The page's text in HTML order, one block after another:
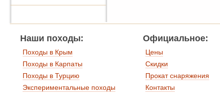
Наши походы:
Походы в Крым
Походы в Карпаты
Походы в Турцию
Экспериментальные походы
Официальное:
Цены
Скидки
Прокат снаряжения
Контакты